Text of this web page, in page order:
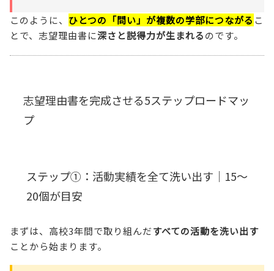
このように、 ひとつの「問い」が複数の学部につながる こ
とで、志望理由書に深さと説得力が生まれるのです。
志望理由書を完成させる5ステップロードマッ
プ
ステップ①：活動実績を全て洗い出す｜15～
20個が目安
まずは、高校3年間で取り組んだすべての活動を洗い出す
ことから始まります。